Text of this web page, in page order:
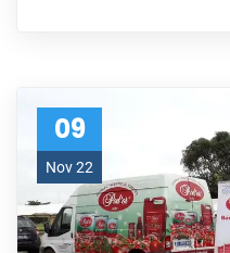
09
Nov 22